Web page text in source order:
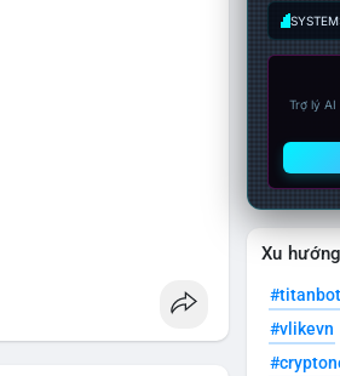
Trợ lý
Xu
#titanbot
#vlikevn